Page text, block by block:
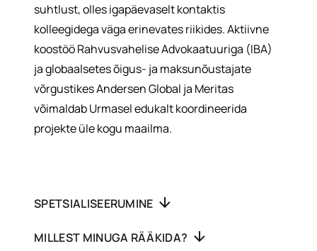
suhtlust, olles igapäevaselt kontaktis
kolleegidega väga erinevates riikides. Aktiivne
koostöö Rahvusvahelise Advokaatuuriga (IBA)
ja globaalsetes õigus- ja maksunõustajate
võrgustikes Andersen Global ja Meritas
võimaldab Urmasel edukalt koordineerida
projekte üle kogu maailma.
SPETSIALISEERUMINE
MILLEST MINUGA RÄÄKIDA?